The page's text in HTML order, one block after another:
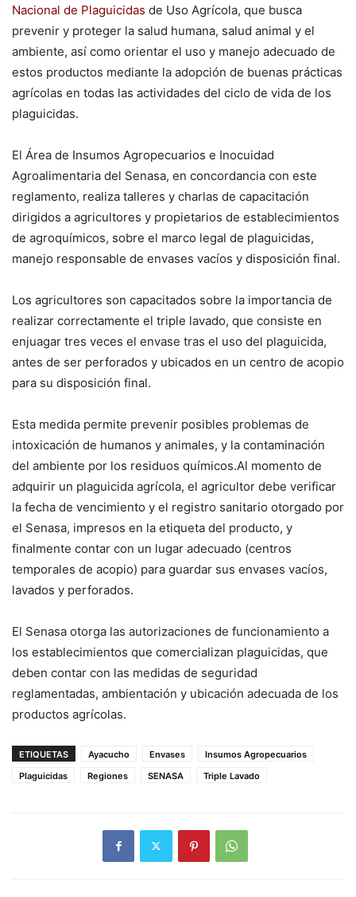
Nacional de Plaguicidas de Uso Agrícola, que busca
prevenir y proteger la salud humana, salud animal y el
ambiente, así como orientar el uso y manejo adecuado de
estos productos mediante la adopción de buenas prácticas
agrícolas en todas las actividades del ciclo de vida de los
plaguicidas.
El Área de Insumos Agropecuarios e Inocuidad
Agroalimentaria del Senasa, en concordancia con este
reglamento, realiza talleres y charlas de capacitación
dirigidos a agricultores y propietarios de establecimientos
de agroquímicos, sobre el marco legal de plaguicidas,
manejo responsable de envases vacíos y disposición final.
Los agricultores son capacitados sobre la importancia de
realizar correctamente el triple lavado, que consiste en
enjuagar tres veces el envase tras el uso del plaguicida,
antes de ser perforados y ubicados en un centro de acopio
para su disposición final.
Esta medida permite prevenir posibles problemas de
intoxicación de humanos y animales, y la contaminación
del ambiente por los residuos químicos.Al momento de
adquirir un plaguicida agrícola, el agricultor debe verificar
la fecha de vencimiento y el registro sanitario otorgado por
el Senasa, impresos en la etiqueta del producto, y
finalmente contar con un lugar adecuado (centros
temporales de acopio) para guardar sus envases vacíos,
lavados y perforados.
El Senasa otorga las autorizaciones de funcionamiento a
los establecimientos que comercializan plaguicidas, que
deben contar con las medidas de seguridad
reglamentadas, ambientación y ubicación adecuada de los
productos agrícolas.
ETIQUETAS Ayacucho Envases
Insumos Agropecuarios
Plaguicidas
Regiones SENASA Triple Lavado